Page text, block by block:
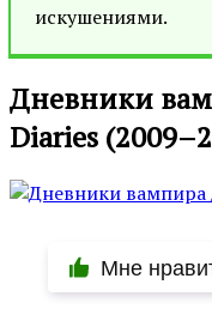
искушениями.
Дневники
Diaries
Мне